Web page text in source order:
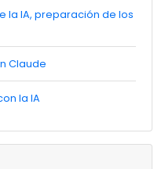
la IA, preparación de los
Claude
la IA